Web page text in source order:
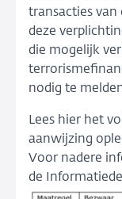
transacties
deze
die mogelijk
nodig te
Lees hier het
aanwijzing
Voor nadere
de